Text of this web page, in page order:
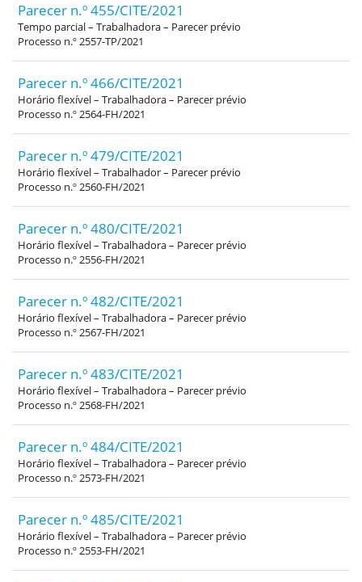
Parecer n.º 455/CITE/2021
Tempo parcial – Trabalhadora – Parecer prévio
Processo n.º 2557-TP/2021
Parecer n.º 466/CITE/2021
Horário flexível – Trabalhadora – Parecer prévio
Processo n.º 2564-FH/2021
Parecer n.º 479/CITE/2021
Horário flexível – Trabalhador – Parecer prévio
Processo n.º 2560-FH/2021
Parecer n.º 480/CITE/2021
Horário flexível – Trabalhadora – Parecer prévio
Processo n.º 2556-FH/2021
Parecer n.º 482/CITE/2021
Horário flexível – Trabalhadora – Parecer prévio
Processo n.º 2567-FH/2021
Parecer n.º 483/CITE/2021
Horário flexível – Trabalhadora – Parecer prévio
Processo n.º 2568-FH/2021
Parecer n.º 484/CITE/2021
Horário flexível – Trabalhadora – Parecer prévio
Processo n.º 2573-FH/2021
Parecer n.º 485/CITE/2021
Horário flexível – Trabalhadora – Parecer prévio
Processo n.º 2553-FH/2021